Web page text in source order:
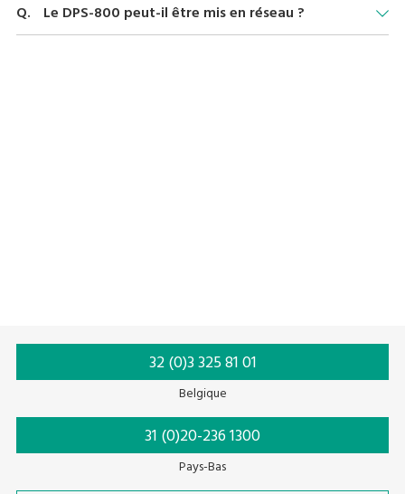
La plage de température de l'environnement climatique pour le
DPS-800s est de -10 °C à +40 °C.
Le DPS-800 peut-il être mis en réseau ?
32 (0)3 325 81 01
Belgique
31 (0)20-236 1300
Pays-Bas